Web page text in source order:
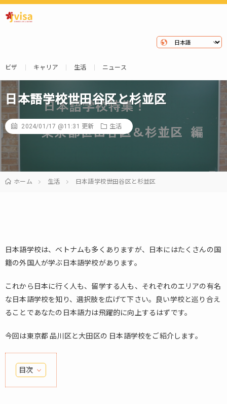
ビザ キャリア 生活 ニュース
日本語学校世田谷区と杉並区
2024/01/17 @11:31 更新 生活
ホーム 生活 日本語学校世田谷区と杉並区
日本語学校は、ベトナムも多くありますが、日本にはたくさんの国
籍の外国人が学ぶ日本語学校があります。
これから日本に行く人も、留学する人も、それぞれのエリアの有名
な日本語学校を知り、選択肢を広げて下さい。良い学校と巡り合え
ることであなたの日本語力は飛躍的に向上するはずです。
今回は東京都 品川区と大田区の 日本語学校をご紹介します。
目次
1.